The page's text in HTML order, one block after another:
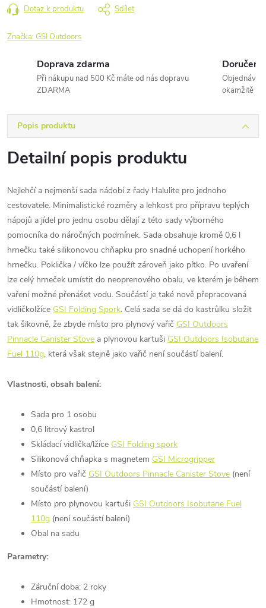
Dotaz k produktu Sdílet
Značka:GSI Outdoors
Doprava zdarma
Při nákupu nad 500 Kč máte od nás dopravu
ZDARMA
Doručení
okamžitě
Popis produktu
Detailní popis produktu
Nejlehčí a nejmenší sada nádobí z řady Halulite pro jednoho
cestovatele. Minimalistické rozměry a lehkost pro přípravu teplých
nápojů a jídel pro jednu osobu dělají z této sady výborného
pomocníka do náročných podmínek. Sada obsahuje kromě 0,6 l
hrnečku také silikonovou chňapku pro snadné uchopení horkého
hrnečku. Poklička / víčko lze použít zároveň jako pítko. Po uvaření
lze celý hrneček umístit do neoprenového obalu, ve kterém je během
vaření možné přenášet vodu. Součástí je také nově přepracovaná
vidličkolžíce GSI Folding Spork. Celá sada se dá do kastrůlku složit
tak šikovně, že zbyde místo pro plynový vařič GSI Outdoors
Pinnacle Canister Stove a plynovou kartuši GSI Outdoors Isobutane
Fuel 110g, která však stejně jako vařič není součástí balení.
Vlastnosti, obsah balení:
Sada pro 1 osobu
0,6 litrový kastrol
Skládací vidlička/lžíce GSI Folding spork
Silikonová chňapka s magnetem GSI Microgripper
Místo pro vařič GSI Outdoors Pinnacle Canister Stove (není
součástí balení)
Místo pro plynovou kartuši GSI Outdoors Isobutane Fuel
110g (není součástí balení)
Obal na sadu
Parametry:
Záruční doba: 2 roky
Hmotnost: 172 g